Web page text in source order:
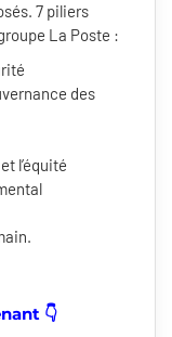
7 piliers
La Poste :
des
l’équité
👇